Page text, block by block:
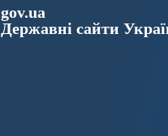
gov.ua
Державні сайти